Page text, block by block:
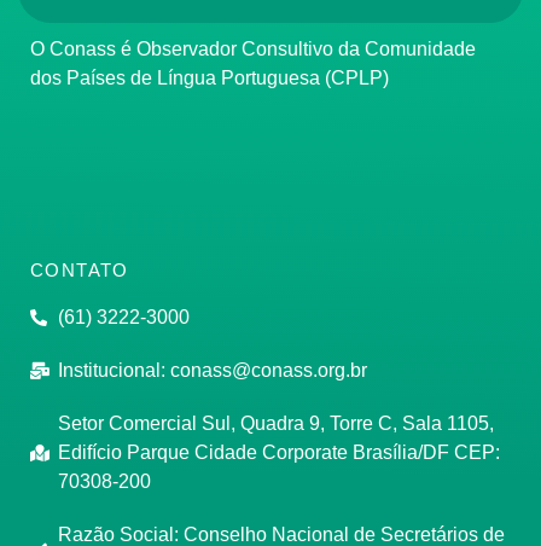
O Conass é Observador Consultivo da Comunidade
dos Países de Língua Portuguesa (CPLP)
CONTATO
(61) 3222-3000
Institucional: conass@conass.org.br
Setor Comercial Sul, Quadra 9, Torre C, Sala 1105,
Edifício Parque Cidade Corporate Brasília/DF CEP:
70308-200
Razão Social: Conselho Nacional de Secretários de